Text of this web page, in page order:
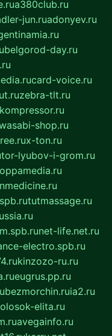
a380club.ru
jun.ruadonyev.ru
belgorod-day.ru
card-voice.ru
zebra-tlt.ru
shop.ru
x-ton.ru
tor-lyubov-i-grom.ru
tutmassage.ru
net-life.net.ru
electro.spb.ru
kinzozo-ru.ru
eugrus.pp.ru
bezmorchin.ruia2.ru
elita.ru
avegainfo.ru